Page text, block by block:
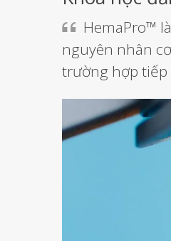
HemaPro™
nguyên nhân
trường hợp tiếp